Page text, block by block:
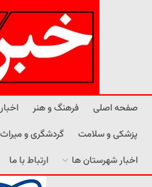
صفحه اصلی فرهنگ و هنر
پزشکی و سلامت
گردشگری و
اخبار شهرستان ها
ارتباط با ما